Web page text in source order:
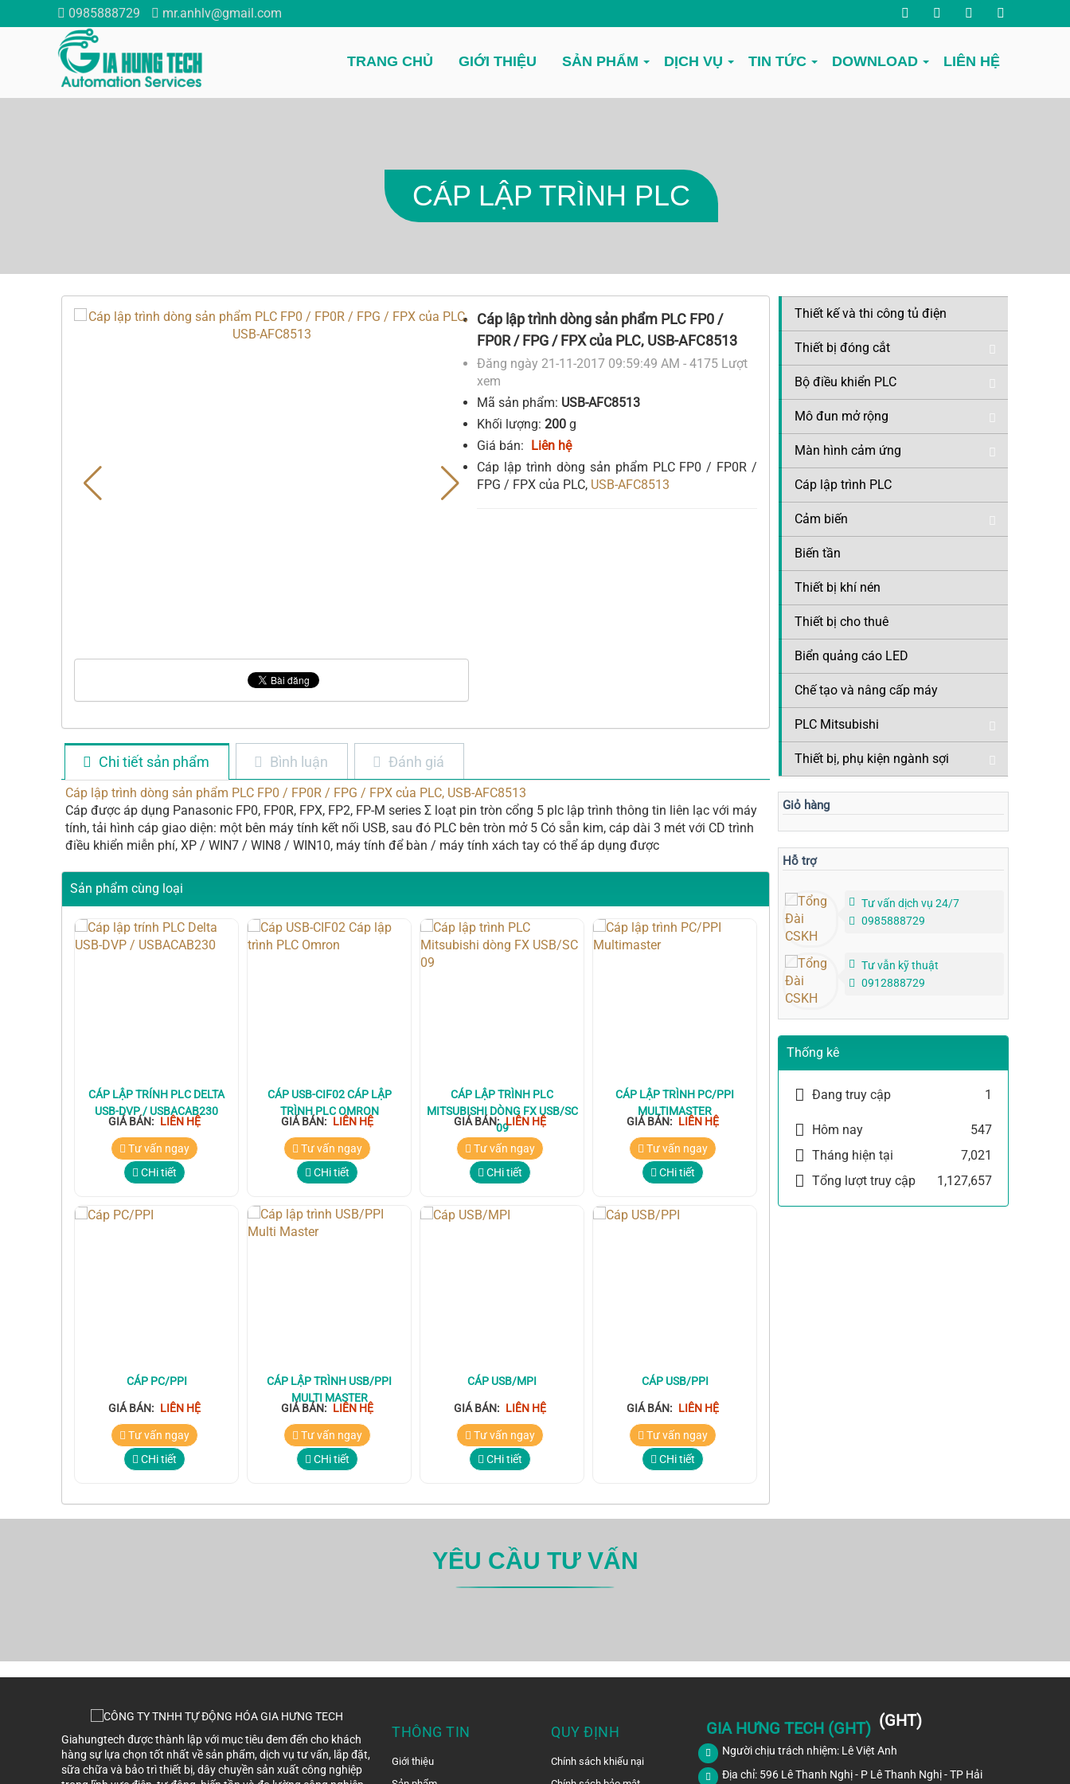
0985888729 mr.anhlv@gmail.com
TRANG CHỦ GIỚI THIỆU SẢN PHẨM DỊCH VỤ TIN TỨC DOWNLOAD LIÊN HỆ
CÁP LẬP TRÌNH PLC
Cáp lập trình dòng sản phẩm PLC FP0 /
FP0R / FPG / FPX của PLC, USB-AFC8513
Đăng ngày 21-11-2017 09:59:49 AM - 4175 Lượt
xem
Mã sản phẩm: USB-AFC8513
Khối lượng:200 g
Giá bán: Liên hệ
Cáp lập trình dòng sản phẩm PLC FP0 / FP0R /
FPG / FPX của PLC, USB-AFC8513
Chi tiết sản phẩm Bình luận Đánh giá
Cáp lập trình dòng sản phẩm PLC FP0 / FP0R / FPG / FPX của PLC, USB-AFC8513
Cáp được áp dụng Panasonic FP0, FP0R, FPX, FP2, FP-M series Σ loạt pin tròn cổng 5 plc lập trình thông tin liên lạc với máy
tính, tải hình cáp giao diện: một bên máy tính kết nối USB, sau đó PLC bên tròn mở 5 Có sẵn kim, cáp dài 3 mét với CD trình
điều khiển miễn phí, XP / WIN7 / WIN8 / WIN10, máy tính để bàn / máy tính xách tay có thể áp dụng được
Sản phẩm cùng loại
CÁP LẬP TRÍNH PLC DELTA
USB-DVP / USBACAB230
GIÁ BÁN: LIÊN HỆ
Tư vấn ngay
CHi tiết
CÁP USB-CIF02 CÁP LẬP
TRÌNH PLC OMRON
GIÁ BÁN: LIÊN HỆ
Tư vấn ngay
CHi tiết
CÁP LẬP TRÌNH PLC
MITSUBISHI DÒNG FX USB/SC
09
GIÁ BÁN: LIÊN HỆ
Tư vấn ngay
CHi tiết
CÁP LẬP TRÌNH PC/PPI
MULTIMASTER
GIÁ BÁN: LIÊN HỆ
Tư vấn ngay
CHi tiết
CÁP PC/PPI
GIÁ BÁN: LIÊN HỆ
Tư vấn ngay
CHi tiết
CÁP LẬP TRÌNH USB/PPI
MULTI MASTER
GIÁ BÁN: LIÊN HỆ
Tư vấn ngay
CHi tiết
CÁP USB/MPI
GIÁ BÁN: LIÊN HỆ
Tư vấn ngay
CHi tiết
CÁP USB/PPI
GIÁ BÁN: LIÊN HỆ
Tư vấn ngay
CHi tiết
Thiết kế và thi công tủ điện
Thiết bị đóng cắt
Bộ điều khiển PLC
Mô đun mở rộng
Màn hình cảm ứng
Cáp lập trình PLC
Cảm biến
Biến tần
Thiết bị khí nén
Thiết bị cho thuê
Biển quảng cáo LED
Chế tạo và nâng cấp máy
PLC Mitsubishi
Thiết bị, phụ kiện ngành sợi
Giỏ hàng
Hỗ trợ
Tư vấn dịch vụ 24/7
0985888729
Tư vẫn kỹ thuật
0912888729
Thống kê
Đang truy cập 1
Hôm nay
547
Tháng hiện tại
7,021
Tổng lượt truy cập
1,127,657
YÊU CẦU TƯ VẤN
Giahungtech được thành lập với mục tiêu đem đến cho khách
hàng sự lựa chọn tốt nhất về sản phẩm, dịch vụ tư vấn, lắp đặt,
sữa chữa và bảo trì thiết bị, dây chuyền sản xuất công nghiệp
THÔNG TIN
Giới thiệu
QUY ĐỊNH
Chính sách khiếu nại
GIA HƯNG TECH (GHT) (GHT)
Người chịu trách nhiệm: Lê Việt Anh
Địa chỉ: 596 Lê Thanh Nghị - P Lê Thanh Nghị - TP Hải